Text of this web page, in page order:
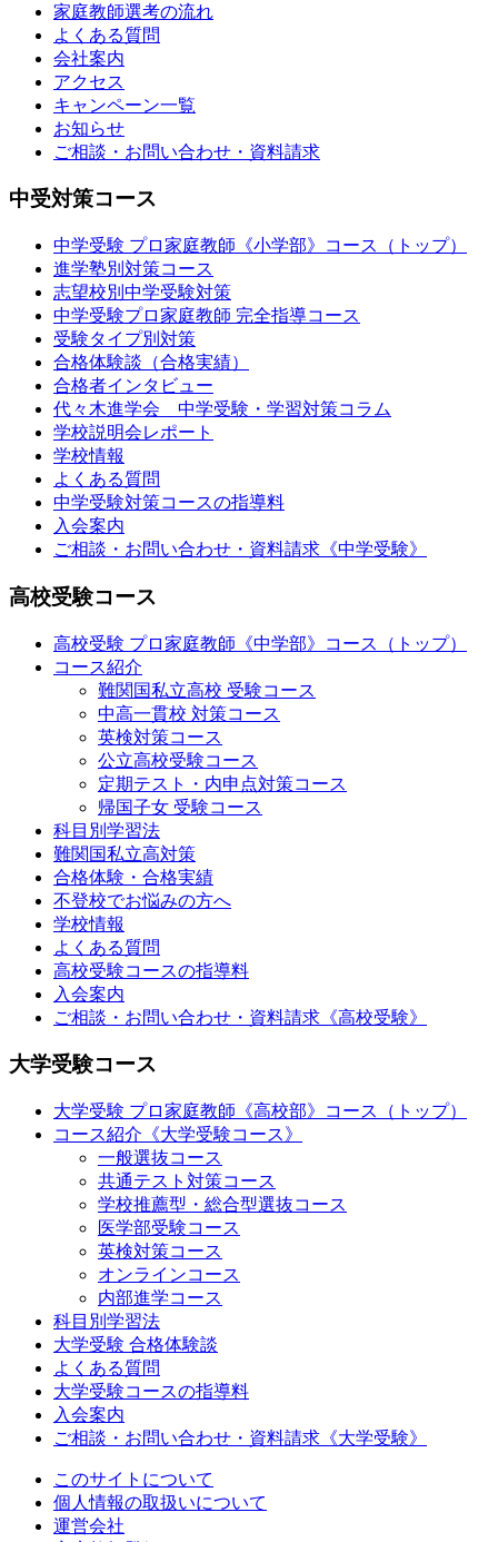
家庭教師選考の流れ
よくある質問
会社案内
アクセス
キャンペーン一覧
お知らせ
ご相談・お問い合わせ・資料請求
中受対策コース
中学受験 プロ家庭教師《小学部》 コース
（トップ）
進学塾別対策コース
志望校別中学受験対策
中学受験プロ家庭教師 完全指導コース
受験タイプ別対策
合格体験談（合格実績）
合格者インタビュー
代々木進学会 中学受験・学習対策コラム
学校説明会レポート
学校情報
よくある質問
中学受験対策コースの指導料
入会案内
ご相談・お問い合わせ・資料請求《中学受験》
高校受験コース
高校受験 プロ家庭教師 《中学部》
コース（トップ）
コース紹介
難関国私立高校 受験コース
中高一貫校 対策コース
英検対策コース
公立高校受験コース
定期テスト・内申点対策コース
帰国子女 受験コース
科目別学習法
難関国私立高対策
合格体験・合格実績
不登校でお悩みの方へ
学校情報
よくある質問
高校受験コースの指導料
入会案内
ご相談・お問い合わせ・資料請求《高校受験》
大学受験コース
大学受験 プロ家庭教師 《高校部》
コース（トップ）
コース紹介《大学受験コース》
一般選抜コース
共通テスト対策コース
学校推薦型・総合型選抜コース
医学部受験コース
英検対策コース
オンラインコース
内部進学コース
科目別学習法
大学受験 合格体験談
よくある質問
大学受験コースの指導料
入会案内
ご相談・お問い合わせ・資料請求《大学受験》
このサイトについて
個人情報の取扱いについて
運営会社